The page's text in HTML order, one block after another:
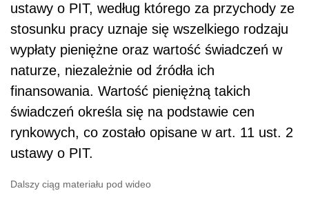
ustawy o PIT, według którego za przychody ze
stosunku pracy uznaje się wszelkiego rodzaju
wypłaty pieniężne oraz wartość świadczeń w
naturze, niezależnie od źródła ich
finansowania. Wartość pieniężną takich
świadczeń określa się na podstawie cen
rynkowych, co zostało opisane w art. 11 ust. 2
ustawy o PIT.
Dalszy ciąg materiału pod wideo